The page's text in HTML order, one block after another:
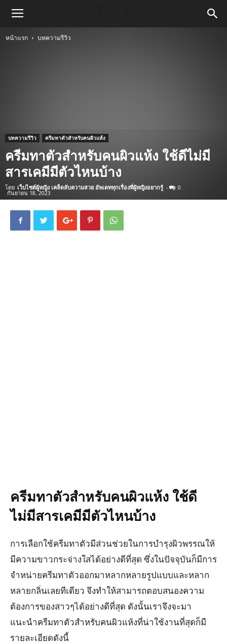
หน้าแรก บทความรีวิว
บทความรีวิว ครีมทาตัวสำหรับคนผิวแห้ง
ครีมทาตัวสำหรับคนผิวแห้ง ใช้ดีไม่มี
สารเคมีมีตัวไหนบ้าง
โดย เว็บไซต์ผู้หญิง เคล็ดลับความสวย อัพเดททุกเรื่องที่ผู้หญิงอยากรู้ -
กันยายน 18, 2023
0
ครีมทาตัวสำหรับคนผิวแห้ง ใช้ดี
ไม่มีสารเคมีมีตัวไหนบ้าง
การเลือกใช้ครีมทาตัวมีส่วนช่วยในการบำรุงผิวพรรณให้
มีความขาวกระจ่างใสได้อย่างดีที่สุด ซึ่งในปัจจุบันก็มีการ
จำหน่ายครีมทาตัวออกมาหลากหลายรูปแบบและหลาก
หลายกลิ่นเลยทีเดียว จึงทำให้สามารถตอบสนองความ
ต้องการของสาวๆได้อย่างดีที่สุด ดังนั้นเราจึงจะมา
แนะนำครีมทาตัวสำหรับคนผิวแห้งที่น่าใช้งานที่สุดก็มี
รายละเอียดดังนี้